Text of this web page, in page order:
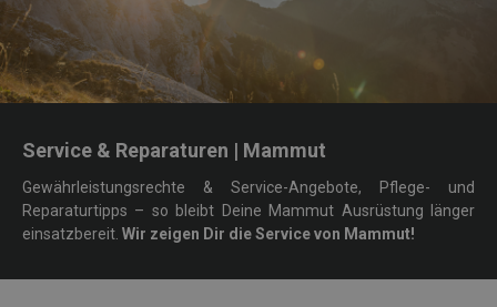
Service & Reparaturen | Mammut
Gewährleistungsrechte & Service-Angebote, Pflege- und
Reparaturtipps – so bleibt Deine Mammut Ausrüstung länger
einsatzbereit. Wir zeigen Dir die Service von Mammut!